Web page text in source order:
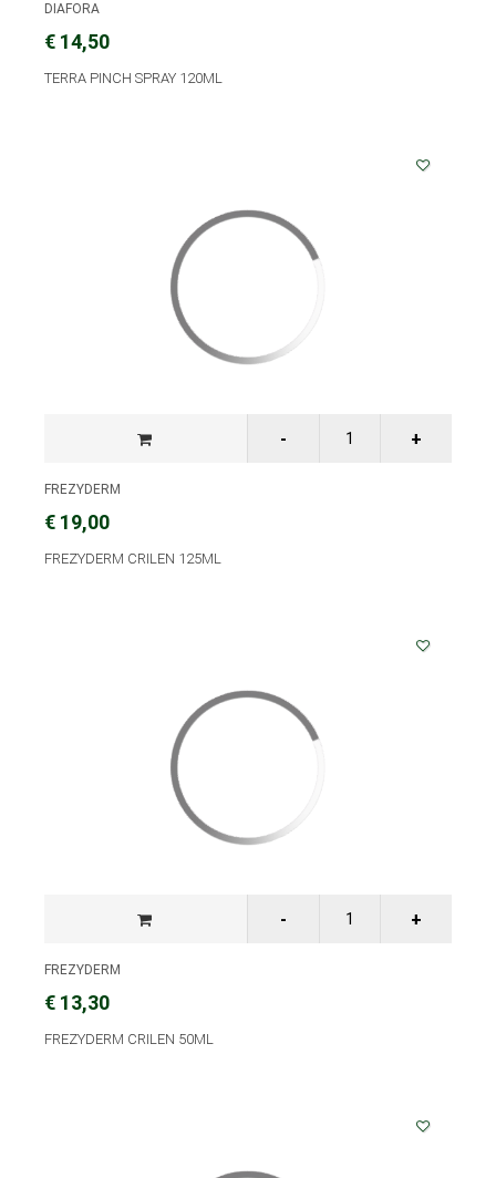
DIAFORA
€ 14,50
TERRA PINCH SPRAY 120ML
FREZYDERM
€ 19,00
FREZYDERM CRILEN 125ML
FREZYDERM
€ 13,30
FREZYDERM CRILEN 50ML